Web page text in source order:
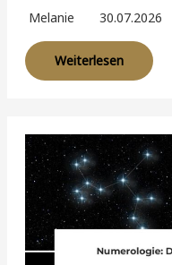
Melanie 30.07.2026
Weiterlesen